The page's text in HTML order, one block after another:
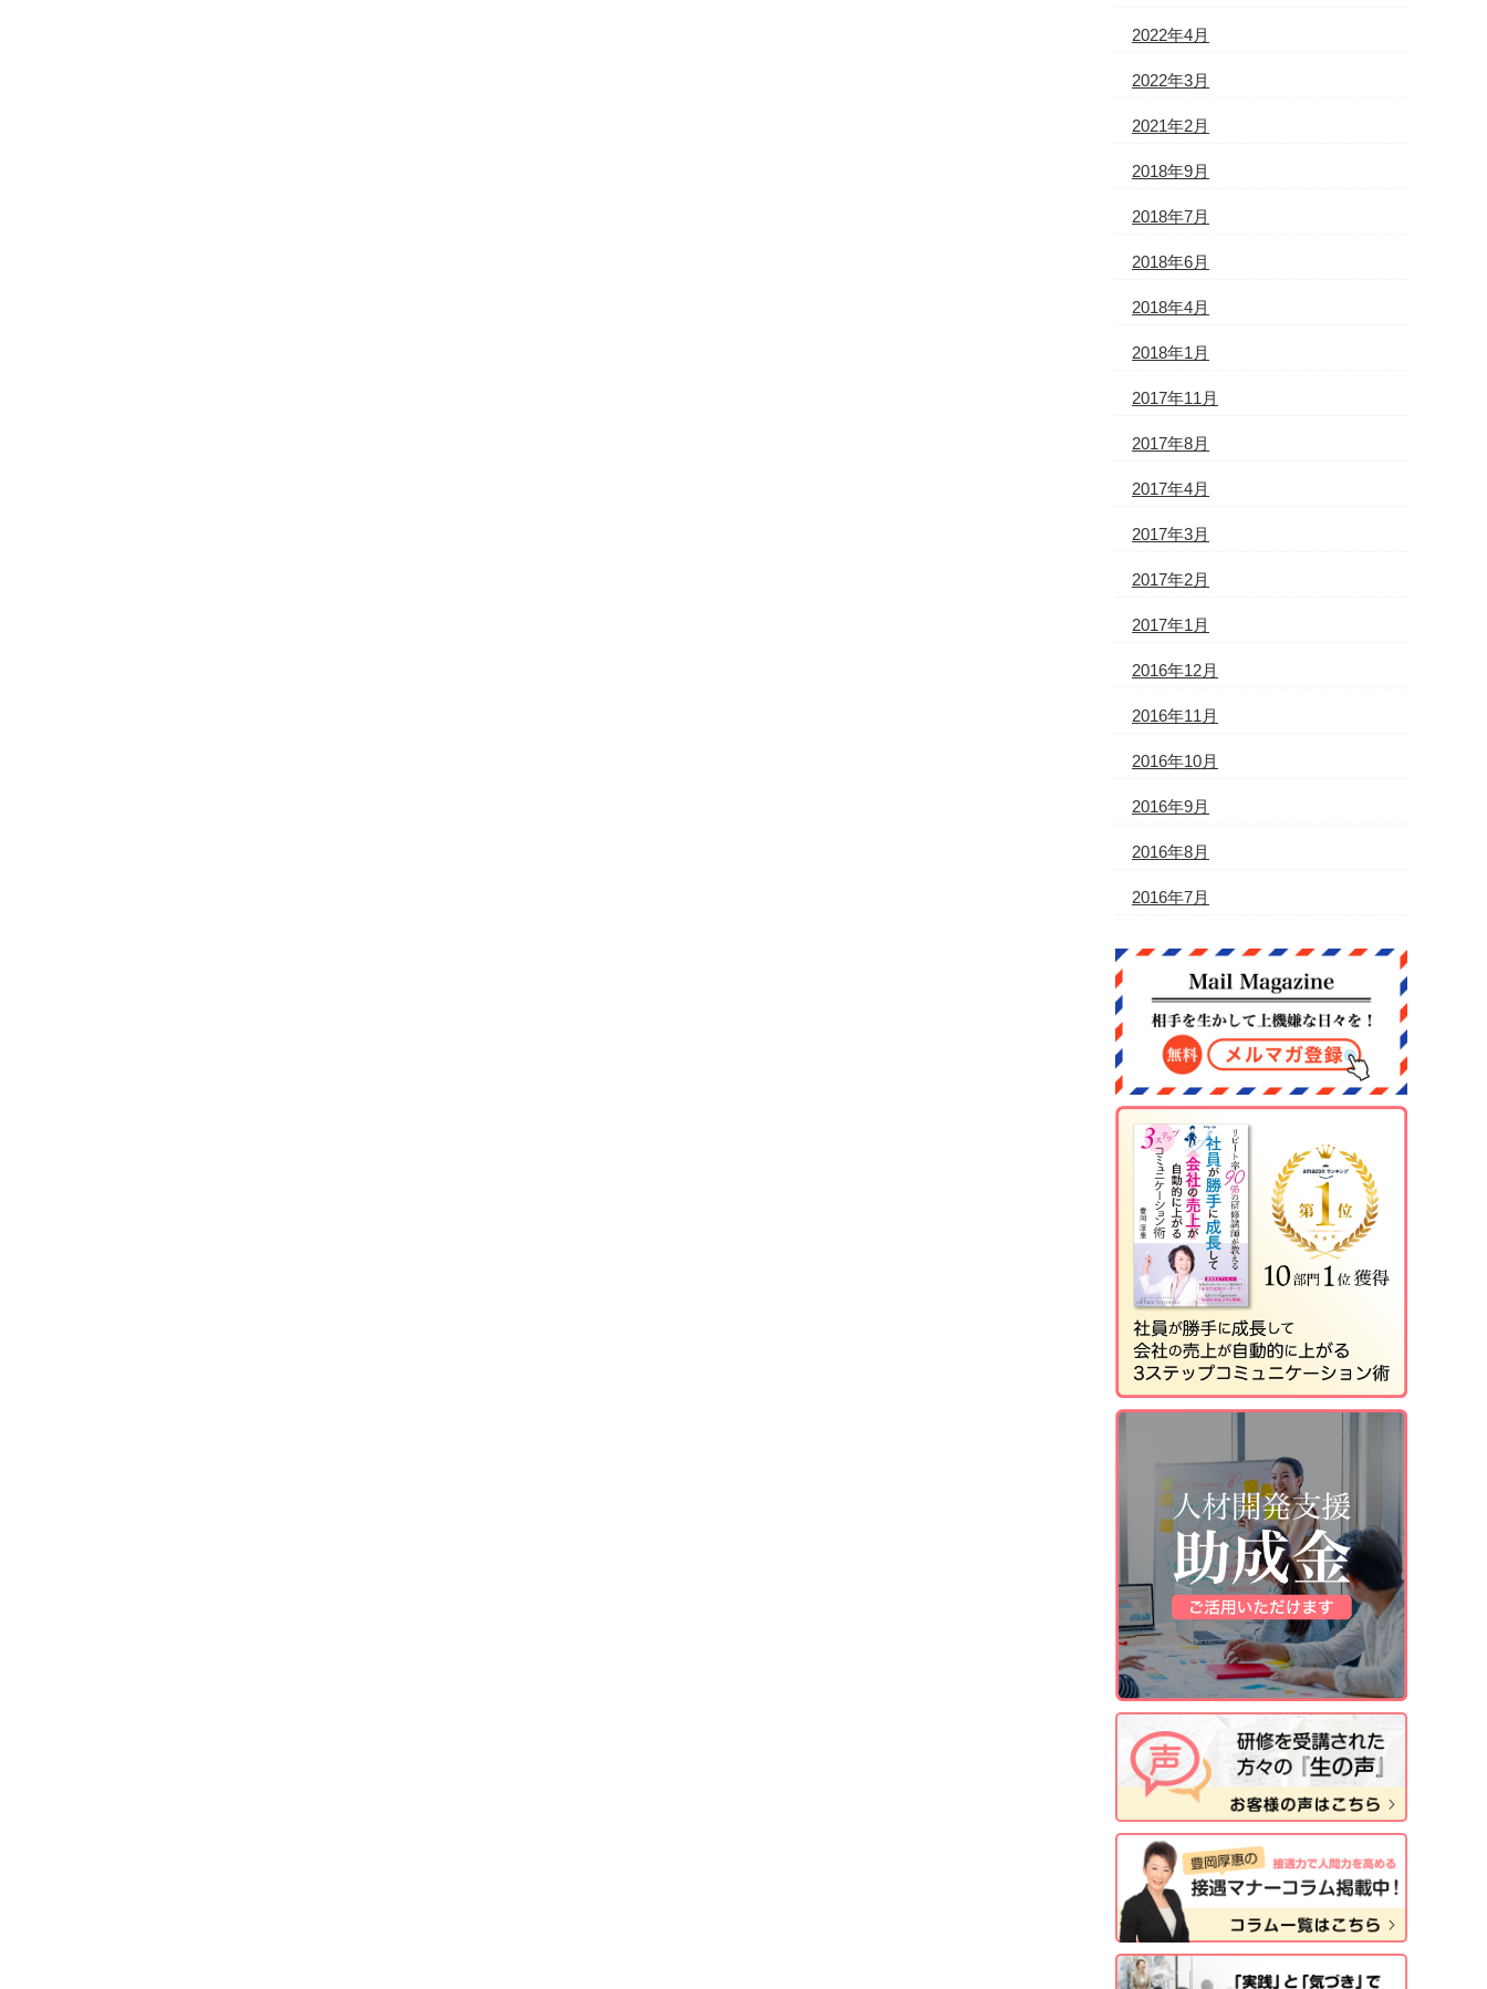
2022年4月
2022年3月
2021年2月
2018年9月
2018年7月
2018年6月
2018年4月
2018年1月
2017年11月
2017年8月
2017年4月
2017年3月
2017年2月
2017年1月
2016年12月
2016年11月
2016年10月
2016年9月
2016年8月
2016年7月